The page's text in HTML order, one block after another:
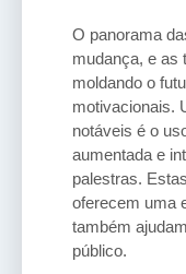
O panorama
mudança, e as
moldando o
motivacionais.
notáveis é o
aumentada e
palestras.
oferecem uma
também
público.